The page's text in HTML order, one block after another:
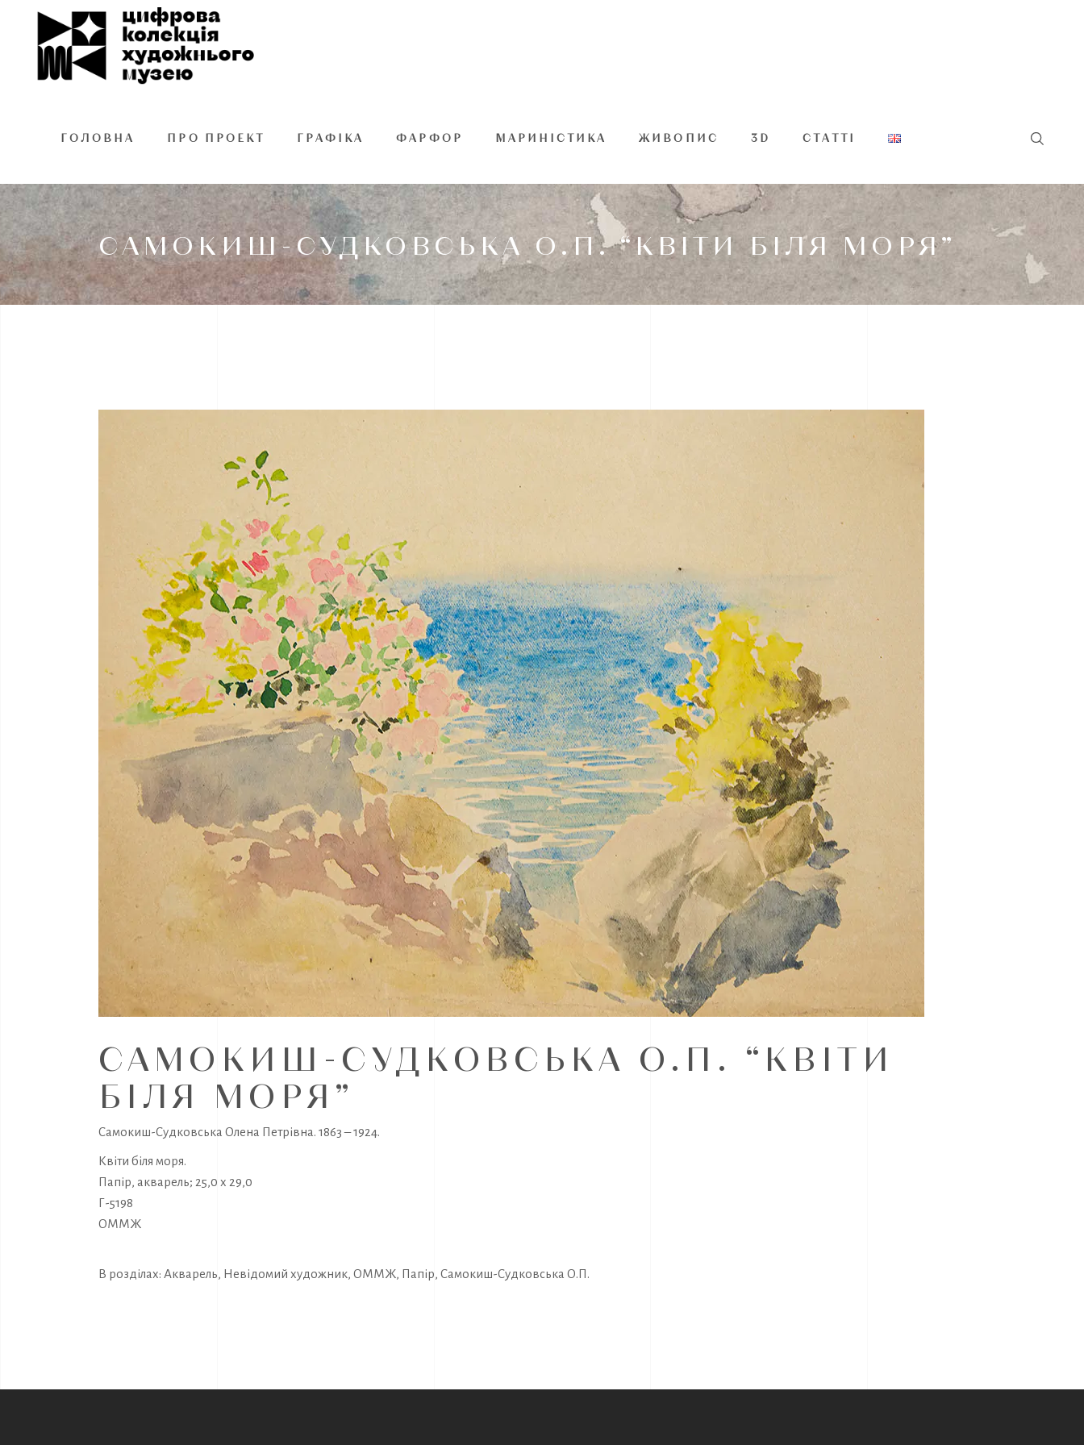
ГОЛОВНА ПРО ПРОЕКТ ГРАФІКА ФАРФОР МАРИНІСТИКА ЖИВОПИС 3D СТАТТІ
САМОКИШ-СУДКОВСЬКА О.П. “КВІТИ БІЛЯ МОРЯ”
САМОКИШ-СУДКОВСЬКА О.П. “КВІТИ
БІЛЯ МОРЯ”
Самокиш-Судковська Олена Петрівна. 1863 – 1924.
Квіти біля моря.
Папір, акварель; 25,0 х 29,0
Г-5198
ОММЖ
В розділах: Акварель, Невідомий художник, ОММЖ, Папір, Самокиш-Судковська О.П.